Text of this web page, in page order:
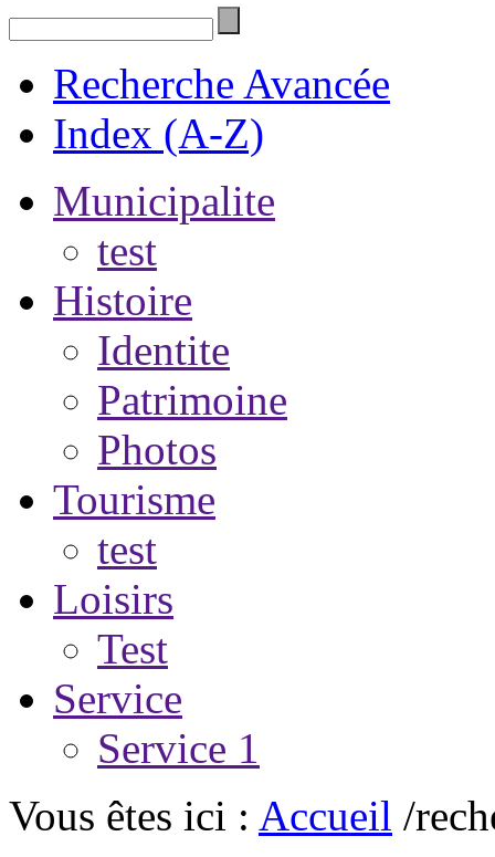
Recherche Avancée
Index (A-Z)
Municipalite
test
Histoire
Identite
Patrimoine
Photos
Tourisme
test
Loisirs
Test
Service
Service 1
Vous êtes ici : Accueil /